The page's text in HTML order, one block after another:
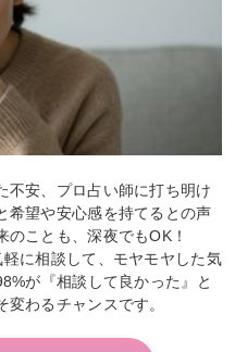
不安、プロ占い師に打ち明け
希望や安心感を持てるとの声
ことも、深夜でもOK！
に相談して、モヤモヤした気
が『相談して良かった』と
わるチャンスです。